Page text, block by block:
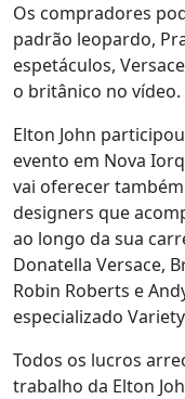
Os compradores
padrão leopardo,
espetáculos,
o britânico no vídeo.
Elton John
evento em Nova
vai oferecer
designers que
ao longo da sua
Donatella Versace,
Robin Roberts e
especializado
Todos os lucros
trabalho da Elton